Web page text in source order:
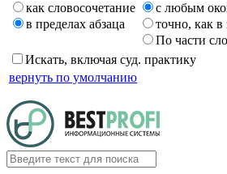
как словосочетание
в пределах абзаца
с любым
точно, как в
По части
Искать, включая суд. практику
вернуть по умолчанию